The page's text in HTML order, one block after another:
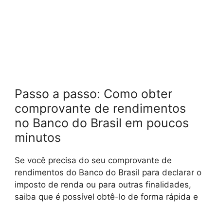
Passo a passo: Como obter
comprovante de rendimentos
no Banco do Brasil em poucos
minutos
Se você precisa do seu comprovante de
rendimentos do Banco do Brasil para declarar o
imposto de renda ou para outras finalidades,
saiba que é possível obtê-lo de forma rápida e